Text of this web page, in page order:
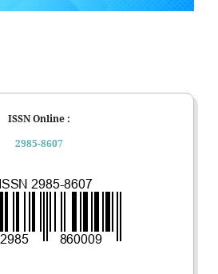
ISSN Online :
2985-8607